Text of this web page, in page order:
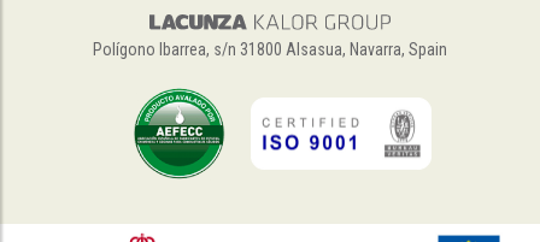
Polígono Ibarrea, s/n 31800 Alsasua, Navarra, Spain